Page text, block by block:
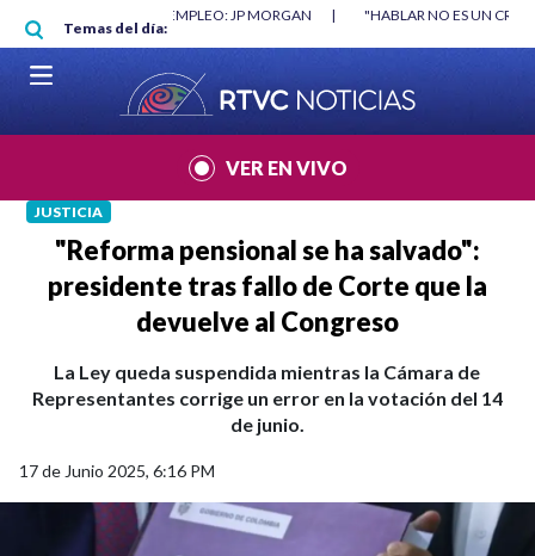
Pasar al contenido principal
Temas del día:
MÍNIMO NO DESTRUYÓ EMPLEO: JP MORGAN |
"HABLAR NO ES UN
MUNDIAL 2026
|
VER EN VIVO
JUSTICIA
"Reforma pensional se ha salvado":
presidente tras fallo de Corte que la
devuelve al Congreso
La Ley queda suspendida mientras la Cámara de
Representantes corrige un error en la votación del 14
de junio.
17 de Junio 2025, 6:16 PM